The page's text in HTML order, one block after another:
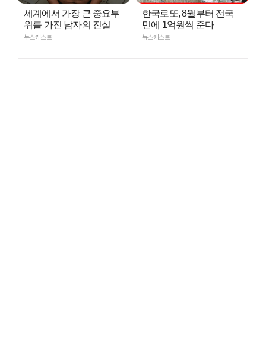
세계에서 가장 큰 중요부
위를 가진 남자의 진실
뉴스캐스트
한국로또, 8월부터 전국
민에 1억원씩 준다
뉴스캐스트